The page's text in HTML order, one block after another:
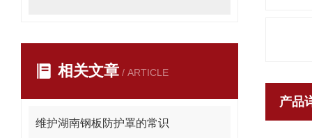
相关文章 / ARTICLE
维护湖南钢板防护罩的常识
产品